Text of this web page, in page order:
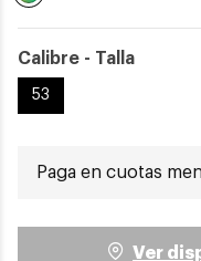
Calibre - Talla
53
Paga en cuotas
Ver